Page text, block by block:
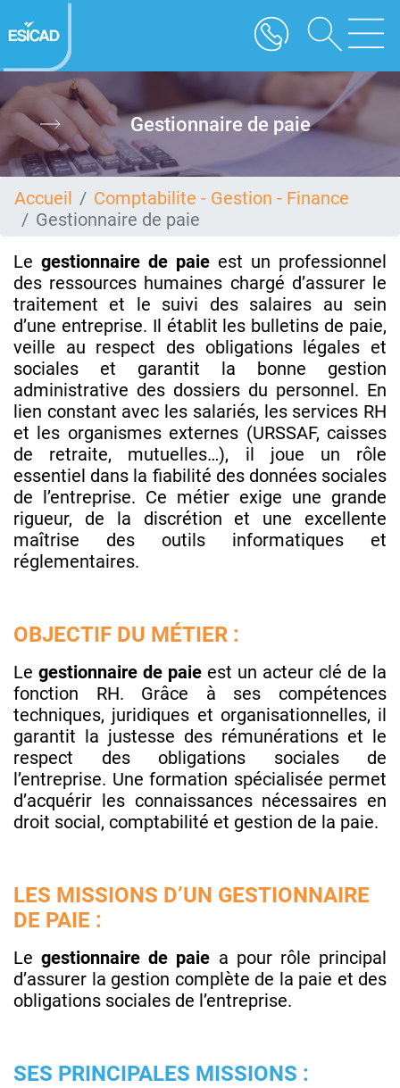
au
contenu
Gestionnaire de paie
Accueil
Comptabilite - Gestion - Finance
Gestionnaire de paie
Le gestionnaire de paie est un professionnel
des ressources humaines chargé d’assurer le
traitement et le suivi des salaires au sein
d’une entreprise. Il établit les bulletins de paie,
veille au respect des obligations légales et
sociales et garantit la bonne gestion
administrative des dossiers du personnel. En
lien constant avec les salariés, les services RH
et les organismes externes (URSSAF, caisses
de retraite, mutuelles…), il joue un rôle
essentiel dans la fiabilité des données sociales
de l’entreprise. Ce métier exige une grande
rigueur, de la discrétion et une excellente
maîtrise des outils informatiques et
réglementaires.
OBJECTIF DU MÉTIER :
Le gestionnaire de paie est un acteur clé de la
fonction RH. Grâce à ses compétences
techniques, juridiques et organisationnelles, il
garantit la justesse des rémunérations et le
respect des obligations sociales de
l’entreprise. Une formation spécialisée permet
d’acquérir les connaissances nécessaires en
droit social, comptabilité et gestion de la paie.
LES MISSIONS D’UN GESTIONNAIRE
DE PAIE :
Le gestionnaire de paie a pour rôle principal
d’assurer la gestion complète de la paie et des
obligations sociales de l’entreprise.
SES PRINCIPALES MISSIONS :